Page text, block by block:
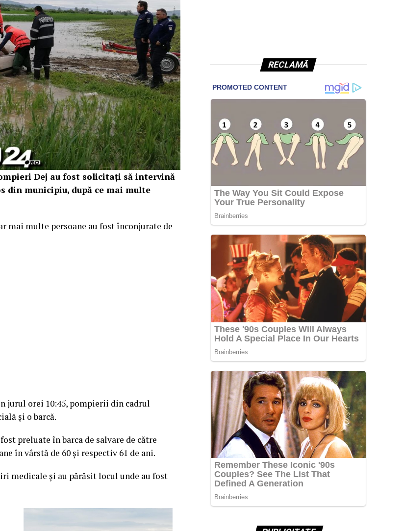
Dej au fost solicitați să intervină
din municipiu, după ce mai multe
mai multe persoane au fost înconjurate de
jurul orei 10:45, pompierii din cadrul
și o barcă.
preluate în barca de salvare de către
în vârstă de 60 și respectiv 61 de ani.
medicale și au părăsit locul unde au fost
RECLAMĂ